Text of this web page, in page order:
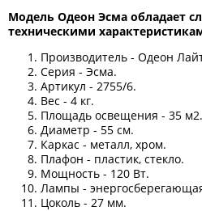
Модель Одеон Эсма обладает
техническими
Производитель - Одеон
Серия - Эсма.
Артикул - 2755/6.
Вес - 4 кг.
Площадь освещения - 35 м2.
Диаметр - 55 см.
Каркас - металл, хром.
Плафон - пластик, стекло.
Мощность - 120 Вт.
Лампы -
Цоколь - 27 мм.